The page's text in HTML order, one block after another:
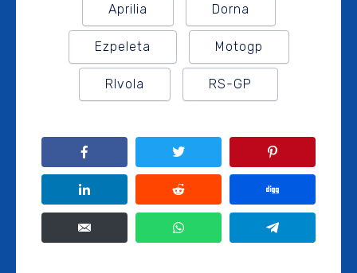
Aprilia Dorna
Ezpeleta Motogp
RIvola RS-GP